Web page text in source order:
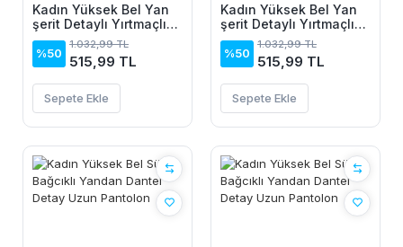
Kadın Yüksek Bel Yan
şerit Detaylı Yırtmaçlı
Viskon Iki Iplik
Pantolon
%50
1.032,99 TL
515,99 TL
Sepete Ekle
Kadın Yüksek Bel Yan
şerit Detaylı Yırtmaçlı
Viskon Iki Iplik
Pantolon
%50
1.032,99 TL
515,99 TL
Sepete Ekle